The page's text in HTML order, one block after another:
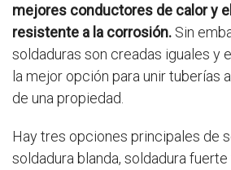
mejores conductores de calor y
resistente a la corrosión. Sin
soldaduras son creadas iguales y
la mejor opción para unir tuberías
de una propiedad.
Hay tres opciones principales de
soldadura blanda, soldadura